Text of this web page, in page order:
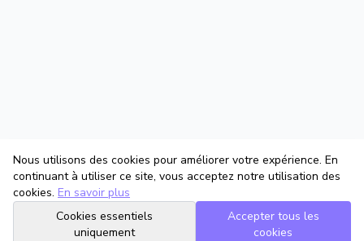
Nous utilisons des cookies pour améliorer votre expérience. En
continuant à utiliser ce site, vous acceptez notre utilisation des
cookies. En savoir plus
Cookies essentiels
uniquement
Accepter tous les
cookies